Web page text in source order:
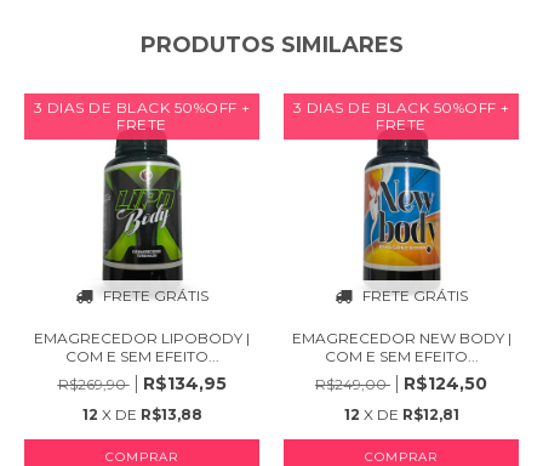
PRODUTOS SIMILARES
3 DIAS DE BLACK 50%OFF +
FRETE
FRETE GRÁTIS
EMAGRECEDOR LIPOBODY |
COM E SEM EFEITO...
R$269,90
R$134,95
12 X DE R$13,88
COMPRAR
3 DIAS DE BLACK 50%OFF +
FRETE
FRETE GRÁTIS
EMAGRECEDOR NEW BODY |
COM E SEM EFEITO...
R$249,00
R$124,50
12 X DE R$12,81
COMPRAR